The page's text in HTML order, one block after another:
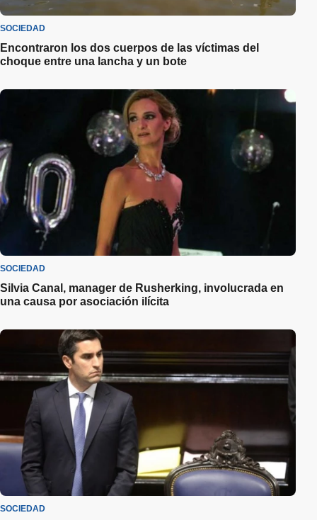
SOCIEDAD
Encontraron los dos cuerpos de las víctimas del
choque entre una lancha y un bote
SOCIEDAD
Silvia Canal, manager de Rusherking, involucrada en
una causa por asociación ilícita
SOCIEDAD